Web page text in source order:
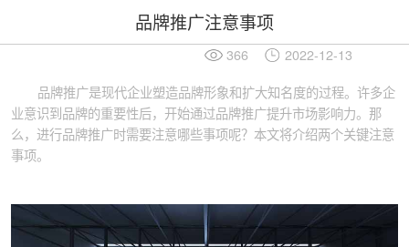
品牌推广注意事项
366 2022-12-13
品牌推广是现代企业塑造品牌形象和扩大知名度的过程。许多企
业意识到品牌的重要性后，开始通过品牌推广提升市场影响力。那
么，进行品牌推广时需要注意哪些事项呢？本文将介绍两个关键注意
事项。